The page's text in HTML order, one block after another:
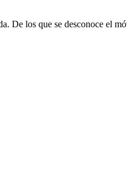
De los que se desconoce el